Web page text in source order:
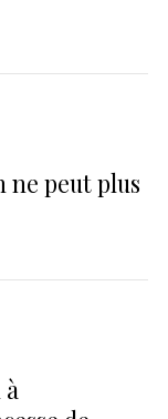
ne peut plus